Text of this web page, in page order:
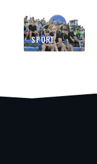
SPORT